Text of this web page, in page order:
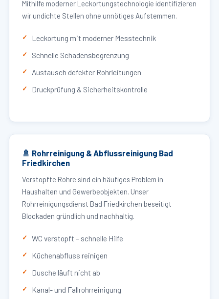
Mithilfe moderner Leckortungstechnologie identifizieren
wir undichte Stellen ohne unnötiges Aufstemmen.
Leckortung mit moderner Messtechnik
Schnelle Schadensbegrenzung
Austausch defekter Rohrleitungen
Druckprüfung & Sicherheitskontrolle
🚿 Rohrreinigung & Abflussreinigung Bad
Friedkirchen
Verstopfte Rohre sind ein häufiges Problem in
Haushalten und Gewerbeobjekten. Unser
Rohrreinigungsdienst Bad Friedkirchen beseitigt
Blockaden gründlich und nachhaltig.
WC verstopft – schnelle Hilfe
Küchenabfluss reinigen
Dusche läuft nicht ab
Kanal- und Fallrohrreinigung